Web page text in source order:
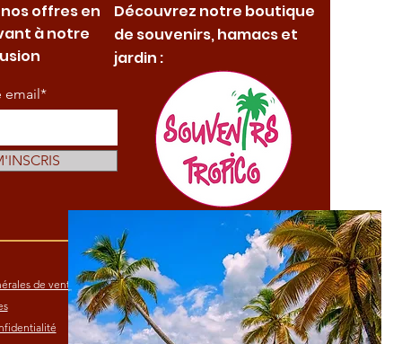
offres en
à notre
email*
de vente
Découvrez notre boutique
de souvenirs, hamacs et
jardin :